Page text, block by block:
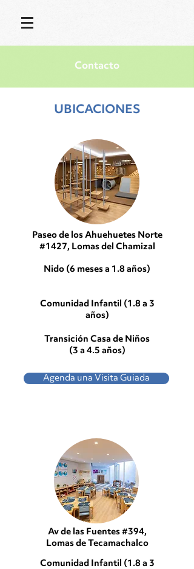
Contacto
UBICACIONES
Paseo de los Ahuehuetes Norte
#1427, Lomas del Chamizal
Nido (6 meses a 1.8 años)
Comunidad Infantil (1.8 a 3
años)
Transición Casa de Niños
(3 a 4.5 años)
Agenda una Visita Guiada
Av de las Fuentes #394,
Lomas de Tecamachalco
Comunidad Infantil (1.8 a 3